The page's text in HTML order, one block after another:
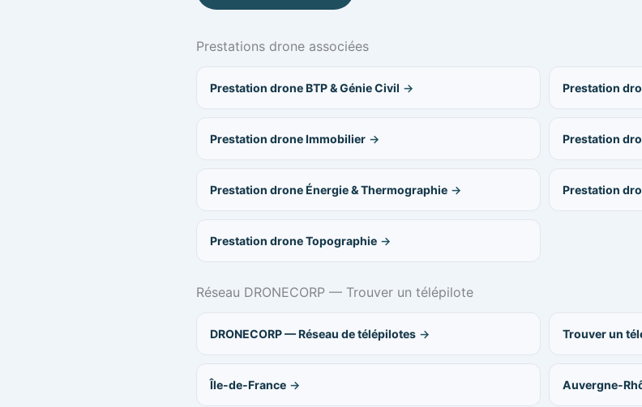
Prestations drone associées
Prestation drone BTP & Génie Civil Prestation
Prestation drone Immobilier Prestation
Prestation drone Énergie & Thermographie Prestation
Prestation drone Topographie
Réseau DRONECORP — Trouver un télépilote
DRONECORP — Réseau de télépilotes Trouver un
Île-de-France Auvergne-